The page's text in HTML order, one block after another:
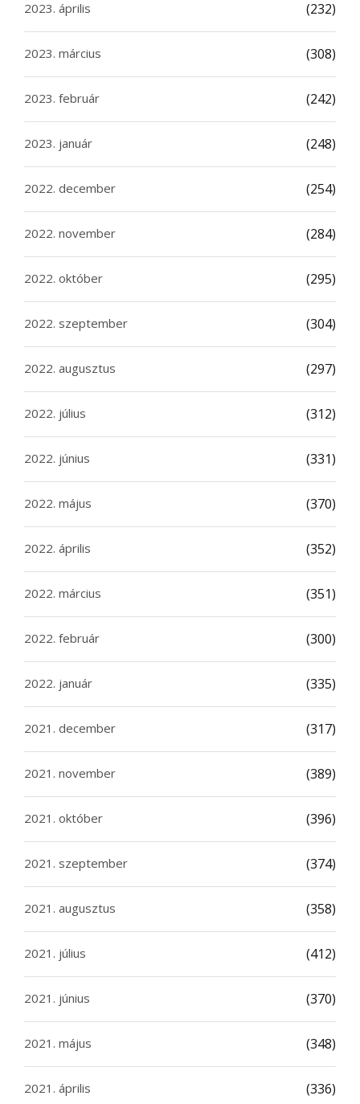
2023. április (232)
2023. március (308)
2023. február (242)
2023. január (248)
2022. december (254)
2022. november (284)
2022. október (295)
2022. szeptember (304)
2022. augusztus (297)
2022. július (312)
2022. június (331)
2022. május (370)
2022. április (352)
2022. március (351)
2022. február (300)
2022. január (335)
2021. december (317)
2021. november (389)
2021. október (396)
2021. szeptember (374)
2021. augusztus (358)
2021. július (412)
2021. június (370)
2021. május (348)
2021. április (336)